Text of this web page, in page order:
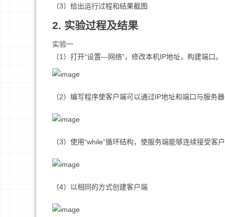
（3）给出运行过程和结果截图
2. 实验过程及结果
实验一
（1）打开“设置—网络”，修改本机IP地址，构建端口。
（2）编写程序使客户端可以通过IP地址和端口与服务器
（3）使用“while”循环结构，使服务端能够连续接受客
（4）以相同的方式创建客户端